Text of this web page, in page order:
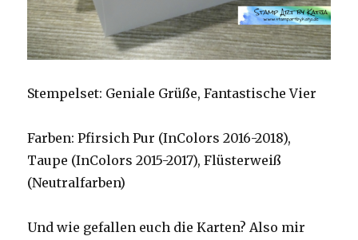
Stempelset: Geniale Grüße, Fantastische Vier
Farben: Pfirsich Pur (InColors 2016-2018),
Taupe (InColors 2015-2017), Flüsterweiß
(Neutralfarben)
Und wie gefallen euch die Karten? Also mir